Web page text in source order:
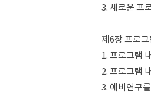
3. 새로운 프
제6장 프로
1. 프로그램
2. 프로그램
3. 예비연구